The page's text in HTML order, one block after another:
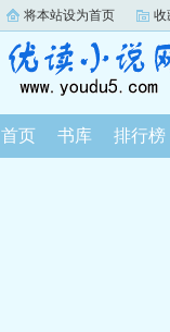
将本站设为首页 收
首页 书库 排行榜